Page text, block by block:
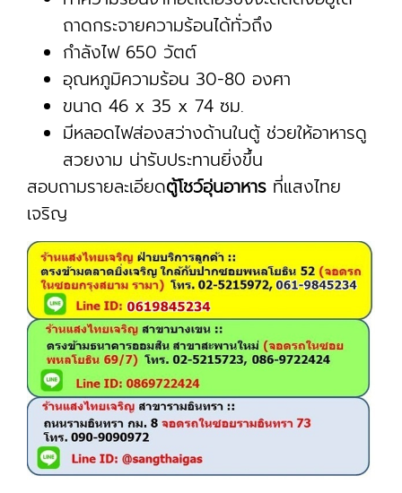
ถาดกระจายความร้อนได้ทั่วถึง
กำลังไฟ 650 วัตต์
อุณหภูมิความร้อน 30-80 องศา
ขนาด 46 x 35 x 74 ซม.
มีหลอดไฟส่องสว่างด้านในตู้ ช่วยให้อาหารดู
สวยงาม น่ารับประทานยิ่งขึ้น
สอบถามรายละเอียดตู้โชว์อุ่นอาหาร ที่แสงไทย
เจริญ